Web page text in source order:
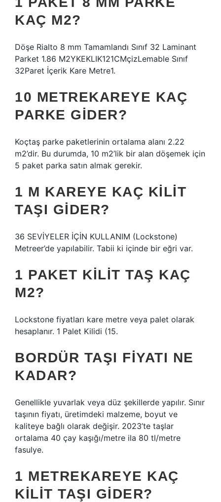
KAÇ M2?
Döşe Rialto 8 mm Tamamlandı Sınıf 32 Laminant
Parket 1.86 M2YKEKLIK121CMçizLemable Sınıf
32Paret İçerik Kare Metre1.
10 METREKAREYE KAÇ
PARKE GIDER?
Koçtaş parke paketlerinin ortalama alanı 2.22
m2’dir. Bu durumda, 10 m2’lik bir alan döşemek için
5 paket parka satın almak gerekir.
1 M KAREYE KAÇ KILIT
TAŞI GIDER?
36 SEVİYELER İÇİN KULLANIM (Lockstone)
Metreer’de yapılabilir. Tabii ki içinde bir eğri var.
1 PAKET KILIT TAŞ KAÇ
M2?
Lockstone fiyatları kare metre veya palet olarak
hesaplanır. 1 Palet Kilidi (15.
BORDÜR TAŞI FIYATI NE
KADAR?
Genellikle yuvarlak veya düz şekillerde yapılır. Sınır
taşının fiyatı, üretimdeki malzeme, boyut ve
kaliteye bağlı olarak değişir. 2023’te taşlar
ortalama 40 çay kaşığı/metre ila 80 tl/metre
fasulye.
1 METREKAREYE KAÇ
KILIT TAŞI GIDER?